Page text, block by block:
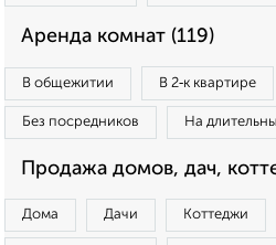
Аренда комнат (119)
В общежитии В 2‑к квартире
Без посредников На
Продажа домов, дач,
Дома Дачи Коттеджи